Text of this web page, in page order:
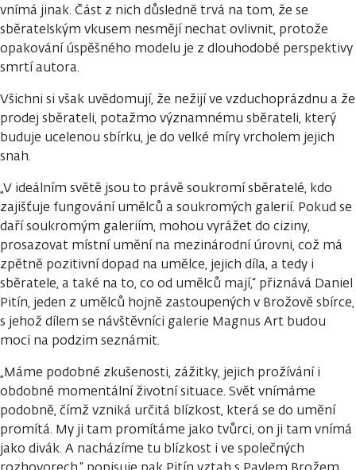
vnímá jinak. Část z nich důsledně trvá na tom, že se
sběratelským vkusem nesmějí nechat ovlivnit, protože
opakování úspěšného modelu je z dlouhodobé perspektivy
smrtí autora.
Všichni si však uvědomují, že nežijí ve vzduchoprázdnu a že
prodej sběrateli, potažmo významnému sběrateli, který
buduje ucelenou sbírku, je do velké míry vrcholem jejich
snah.
„V ideálním světě jsou to právě soukromí sběratelé, kdo
zajišťuje fungování umělců a soukromých galerií. Pokud se
daří soukromým galeriím, mohou vyrážet do ciziny,
prosazovat místní umění na mezinárodní úrovni, což má
zpětně pozitivní dopad na umělce, jejich díla, a tedy i
sběratele, a také na to, co od umělců mají,“ přiznává Daniel
Pitín, jeden z umělců hojně zastoupených v Brožově sbírce,
s jehož dílem se návštěvníci galerie Magnus Art budou
moci na podzim seznámit.
„Máme podobné zkušenosti, zážitky, jejich prožívání i
obdobné momentální životní situace. Svět vnímáme
podobně, čímž vzniká určitá blízkost, která se do umění
promítá. My ji tam promítáme jako tvůrci, on ji tam vnímá
jako divák. A nacházíme tu blízkost i ve společných